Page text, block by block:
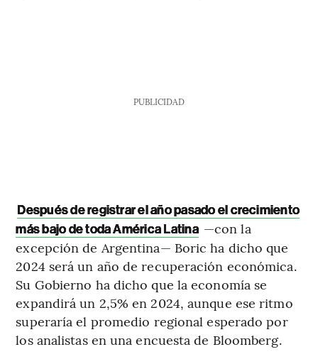
PUBLICIDAD
Después de registrar el año pasado el crecimiento
más bajo de toda América Latina —con la
excepción de Argentina— Boric ha dicho que
2024 será un año de recuperación económica.
Su Gobierno ha dicho que la economía se
expandirá un 2,5% en 2024, aunque ese ritmo
superaría el promedio regional esperado por
los analistas en una encuesta de Bloomberg.